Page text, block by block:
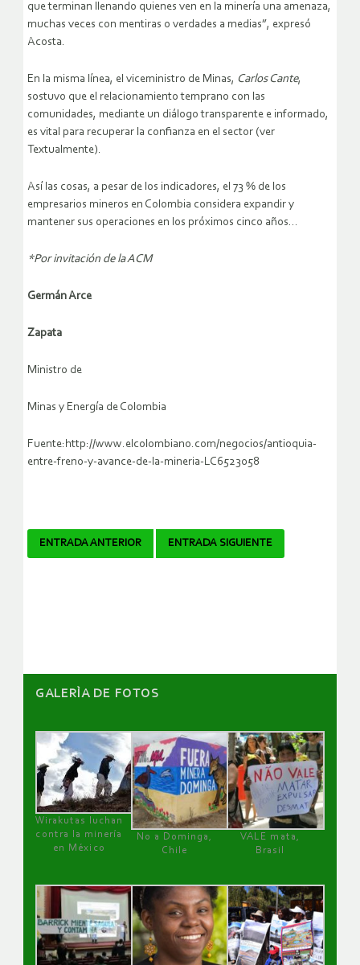
que terminan llenando quienes ven en la minería una amenaza,
muchas veces con mentiras o verdades a medias”, expresó
Acosta.
En la misma línea, el viceministro de Minas, Carlos Cante,
sostuvo que el relacionamiento temprano con las
comunidades, mediante un diálogo transparente e informado,
es vital para recuperar la confianza en el sector (ver
Textualmente).
Así las cosas, a pesar de los indicadores, el 73 % de los
empresarios mineros en Colombia considera expandir y
mantener sus operaciones en los próximos cinco años…
*Por invitación de la ACM
Germán Arce
Zapata
Ministro de
Minas y Energía de Colombia
Fuente:http://www.elcolombiano.com/negocios/antioquia-
entre-freno-y-avance-de-la-mineria-LC6523058
Navegador
ENTRADA ANTERIOR ENTRADA SIGUIENTE
GALERÌA DE FOTOS
Wirakutas luchan
contra la minería
en México
No a Dominga,
Chile
VALE mata,
Brasil